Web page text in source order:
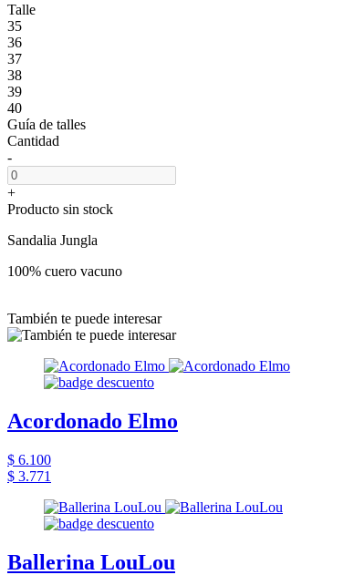
Talle
35
36
37
38
39
40
Guía de talles
Cantidad
-
+
Producto sin stock
Sandalia Jungla
100% cuero vacuno
También te puede interesar
Acordonado Elmo
$ 6.100
$ 3.771
Ballerina LouLou